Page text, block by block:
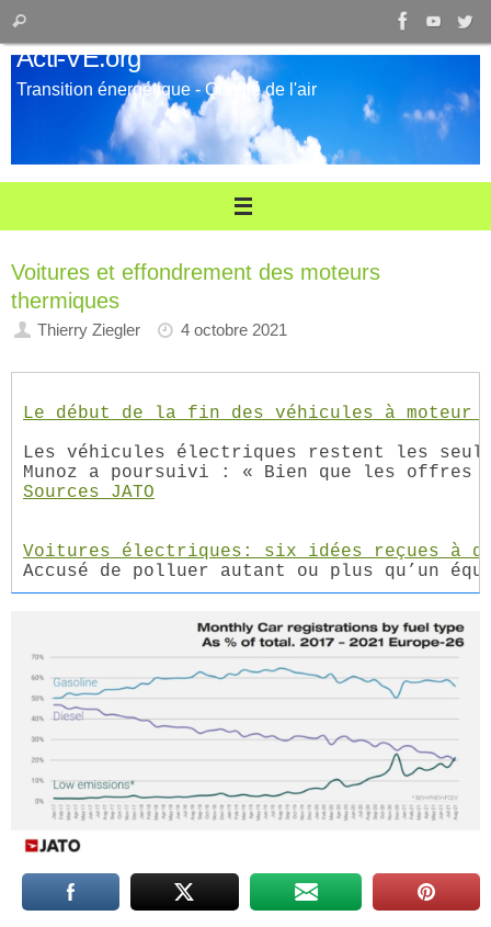
Passer
au
contenu
pour
:
Rechercher
Acti-VE.org
Transition énergétique - Qualité de l'air
Voitures et effondrement des moteurs
thermiques
Thierry Ziegler 4 octobre 2021
Le début de la fin des véhicules à moteur
Les véhicules électriques restent les
Munoz a poursuivi : « Bien que les offres
Sources JATO
Voitures électriques: six idées reçues à
Accusé de polluer autant ou plus qu’un